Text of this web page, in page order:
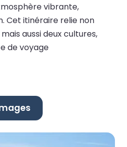
vibrante,
Cet itinéraire relie non
aussi deux cultures,
de voyage